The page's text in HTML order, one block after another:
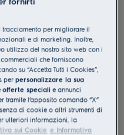
per migliorare il
e di marketing. Inoltre,
utilizzo del nostro sito web con i
che forniscono
su “Accetta Tutti i Cookies”,
perpersonalizzare la sua
offerte speciali e annunci
l’apposito comando “X”
di cookie o altri strumenti di
ulteriori informazioni, la
sui Cookie e Informativa